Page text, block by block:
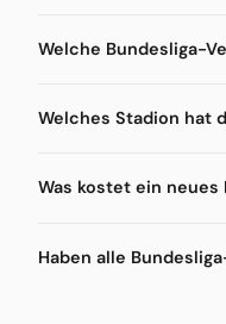
Welche Bundesliga-
Welches Stadion hat
Was kostet ein neues
Haben alle